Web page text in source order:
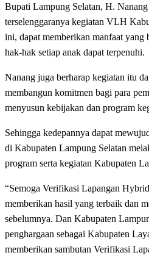
Bupati Lampung Selatan, H.
terselenggaranya kegiatan VLH
ini, dapat memberikan manfaat yang
hak-hak setiap anak dapat terpenuhi.
Nanang juga berharap kegiatan itu
membangun komitmen bagi para
menyusun kebijakan dan program
Sehingga kedepannya dapat
di Kabupaten Lampung Selatan
program serta kegiatan Kabupaten
“Semoga Verifikasi Lapangan
memberikan hasil yang terbaik dan
sebelumnya. Dan Kabupaten
penghargaan sebagai Kabupaten
memberikan sambutan Verifikasi